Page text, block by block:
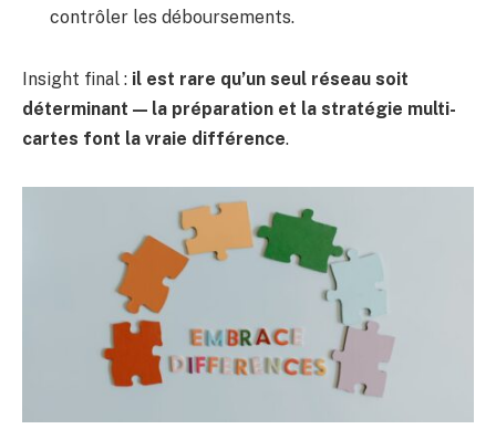
contrôler les déboursements.
Insight final : il est rare qu’un seul réseau soit
déterminant — la préparation et la stratégie multi-
cartes font la vraie différence.